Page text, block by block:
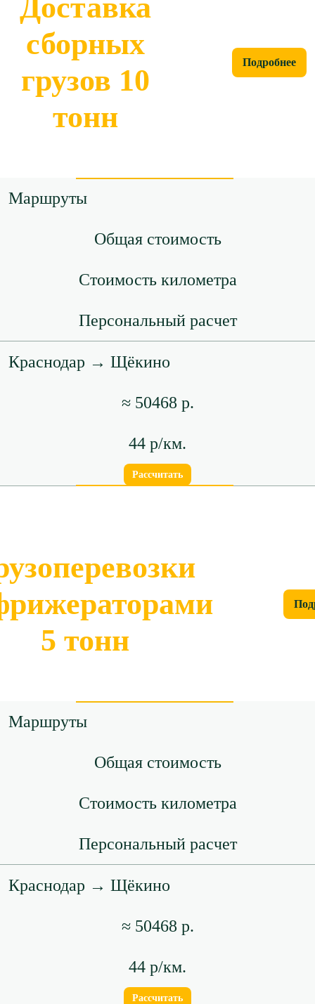
Доставка
сборных
грузов 10
тонн
Подробнее
Маршруты
Общая стоимость
Стоимость километра
Персональный расчет
Краснодар → Щёкино
≈ 50468 р.
44 р/км.
Рассчитать
5 тонн
Маршруты
Общая стоимость
Стоимость километра
Персональный расчет
Краснодар → Щёкино
≈ 50468 р.
44 р/км.
Рассчитать